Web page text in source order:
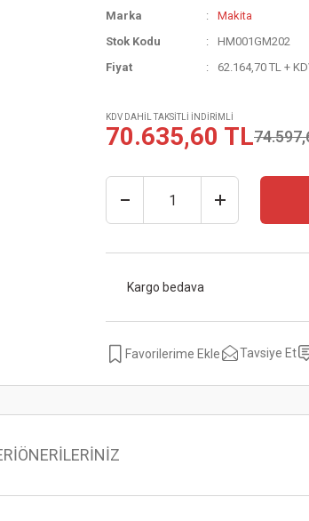
Marka
Makita
Stok Kodu
HM001GM202
Fiyat
62.164,70 TL +
KDV DAHİL TAKSİTLİ İNDİRİMLİ
70.635,60 TL
Kargo bedava
Tavsiye Et
ÖNERİLERİNİZ